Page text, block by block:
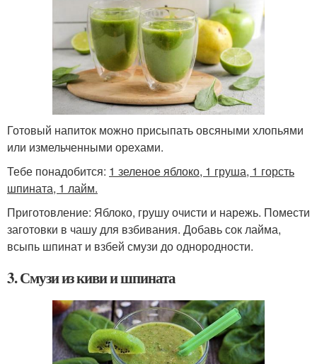
Готовый напиток можно присыпать овсяными хлопьями
или измельченными орехами.
Тебе понадобится: 1 зеленое яблоко, 1 груша, 1 горсть
шпината, 1 лайм.
Приготовление: Яблоко, грушу очисти и нарежь. Помести
заготовки в чашу для взбивания. Добавь сок лайма,
всыпь шпинат и взбей смузи до однородности.
3. Смузи из киви и шпината